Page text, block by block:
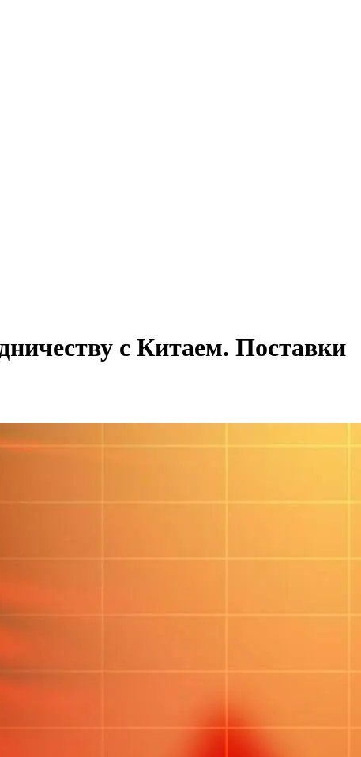
с Китаем. Поставки